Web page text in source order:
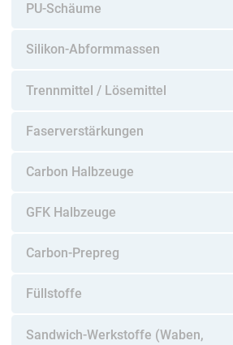
PU-Schäume
Silikon-Abformmassen
Trennmittel / Lösemittel
Faserverstärkungen
Carbon Halbzeuge
GFK Halbzeuge
Carbon-Prepreg
Füllstoffe
Sandwich-Werkstoffe (Waben,